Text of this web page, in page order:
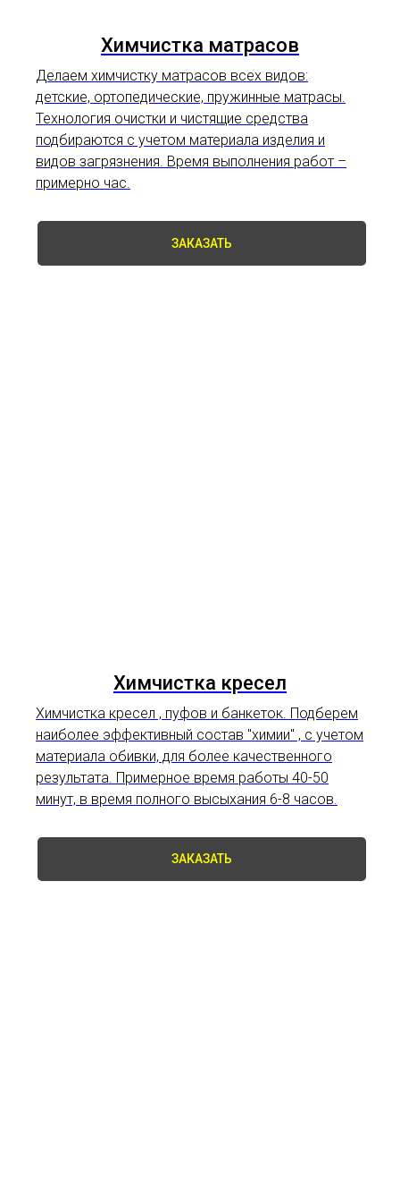
Химчистка матрасов
Делаем химчистку матрасов всех видов:
детские, ортопедические, пружинные матрасы.
Технология очистки и чистящие средства
подбираются с учетом материала изделия и
видов загрязнения. Время выполнения работ –
примерно час.
ЗАКАЗАТЬ
Химчистка кресел
Химчистка кресел , пуфов и банкеток. Подберем
наиболее эффективный состав "химии" , с учетом
материала обивки, для более качественного
результата. Примерное время работы 40-50
минут, в время полного высыхания 6-8 часов.
ЗАКАЗАТЬ